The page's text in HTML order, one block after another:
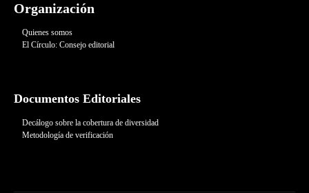
Organización
Quienes somos
El Círculo: Consejo editorial
Documentos Editoriales
Decálogo sobre la cobertura de diversidad
Metodología de verificación